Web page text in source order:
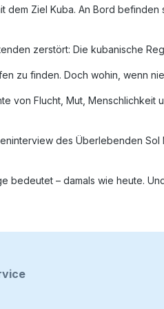
dem Ziel Kuba. An Bord
zerstört: Die kubanische
zu finden. Doch wohin, wenn
von Flucht, Mut,
des Überlebenden
bedeutet – damals wie heute.